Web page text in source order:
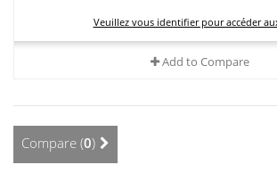
Veuillez vous identifier pour accéder
Add to Compare
Compare (0)